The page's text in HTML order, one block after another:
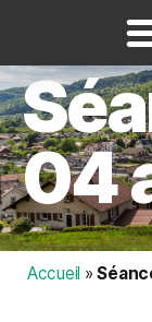
04
Accueil »